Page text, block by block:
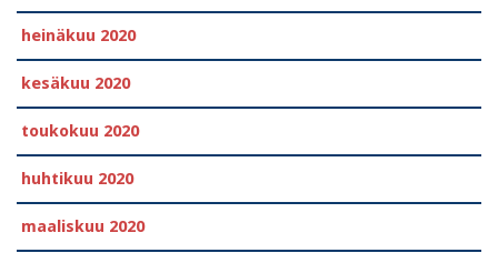
heinäkuu 2020
kesäkuu 2020
toukokuu 2020
huhtikuu 2020
maaliskuu 2020